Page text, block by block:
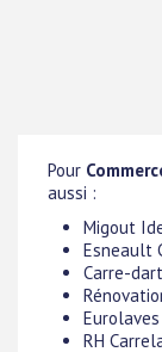
Pour
aussi :
Migout
Esneault
Carre-
RH